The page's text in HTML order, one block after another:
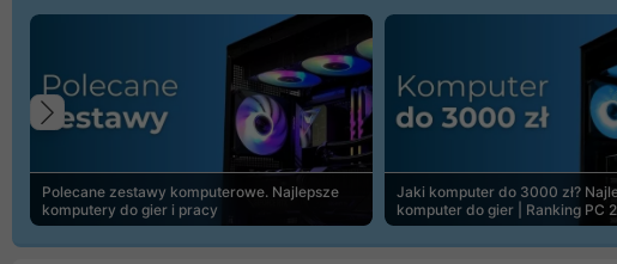
Polecane zestawy komputerowe. Najlepsze
komputery do gier i pracy
Jaki komputer do 3000 zł?
komputer do gier | Ranking PC
Poprzedni